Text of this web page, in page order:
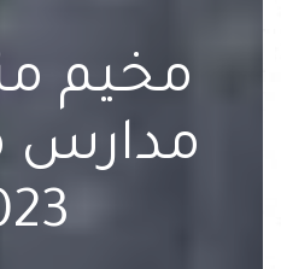
مخيم
مدارس